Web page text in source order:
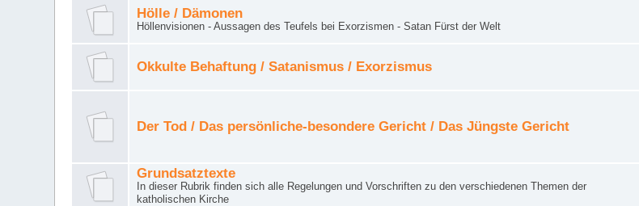
Hölle / Dämonen
Höllenvisionen - Aussagen des Teufels bei Exorzismen - Satan Fürst der Welt
Okkulte Behaftung / Satanismus / Exorzismus
Der Tod / Das persönliche-besondere Gericht / Das Jüngste Gericht
Grundsatztexte
In dieser Rubrik finden sich alle Regelungen und Vorschriften zu den verschiedenen Themen der
katholischen Kirche